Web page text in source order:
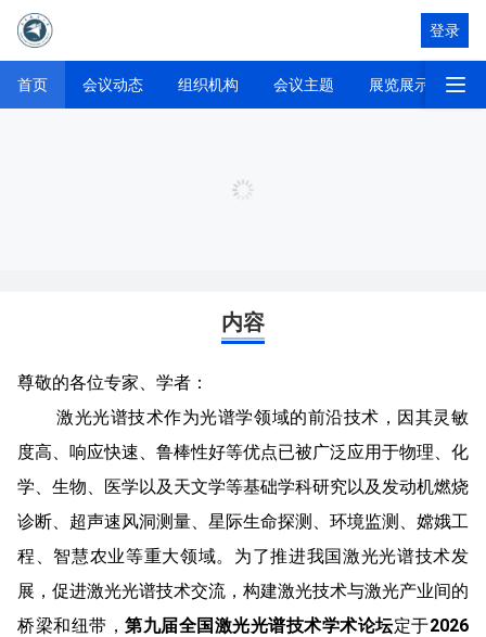
登录
首页 会议动态 组织机构 会议主题 展览展示 征
内容
尊敬的各位专家、学者：
激光光谱技术作为光谱学领域的前沿技术，因其灵敏
度高、响应快速、鲁棒性好等优点已被广泛应用于物理、化
学、生物、医学以及天文学等基础学科研究以及发动机燃烧
诊断、超声速风洞测量、星际生命探测、环境监测、嫦娥工
程、智慧农业等重大领域。为了推进我国激光光谱技术发
展，促进激光光谱技术交流，构建激光技术与激光产业间的
桥梁和纽带，第九届全国激光光谱技术学术论坛定于2026